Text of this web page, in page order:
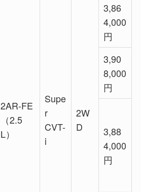
2AR-FE
（2.5
L）
Supe
r
CVT-
i
2W
D
3,86
4,000
円
3,90
8,000
円
3,88
4,000
円